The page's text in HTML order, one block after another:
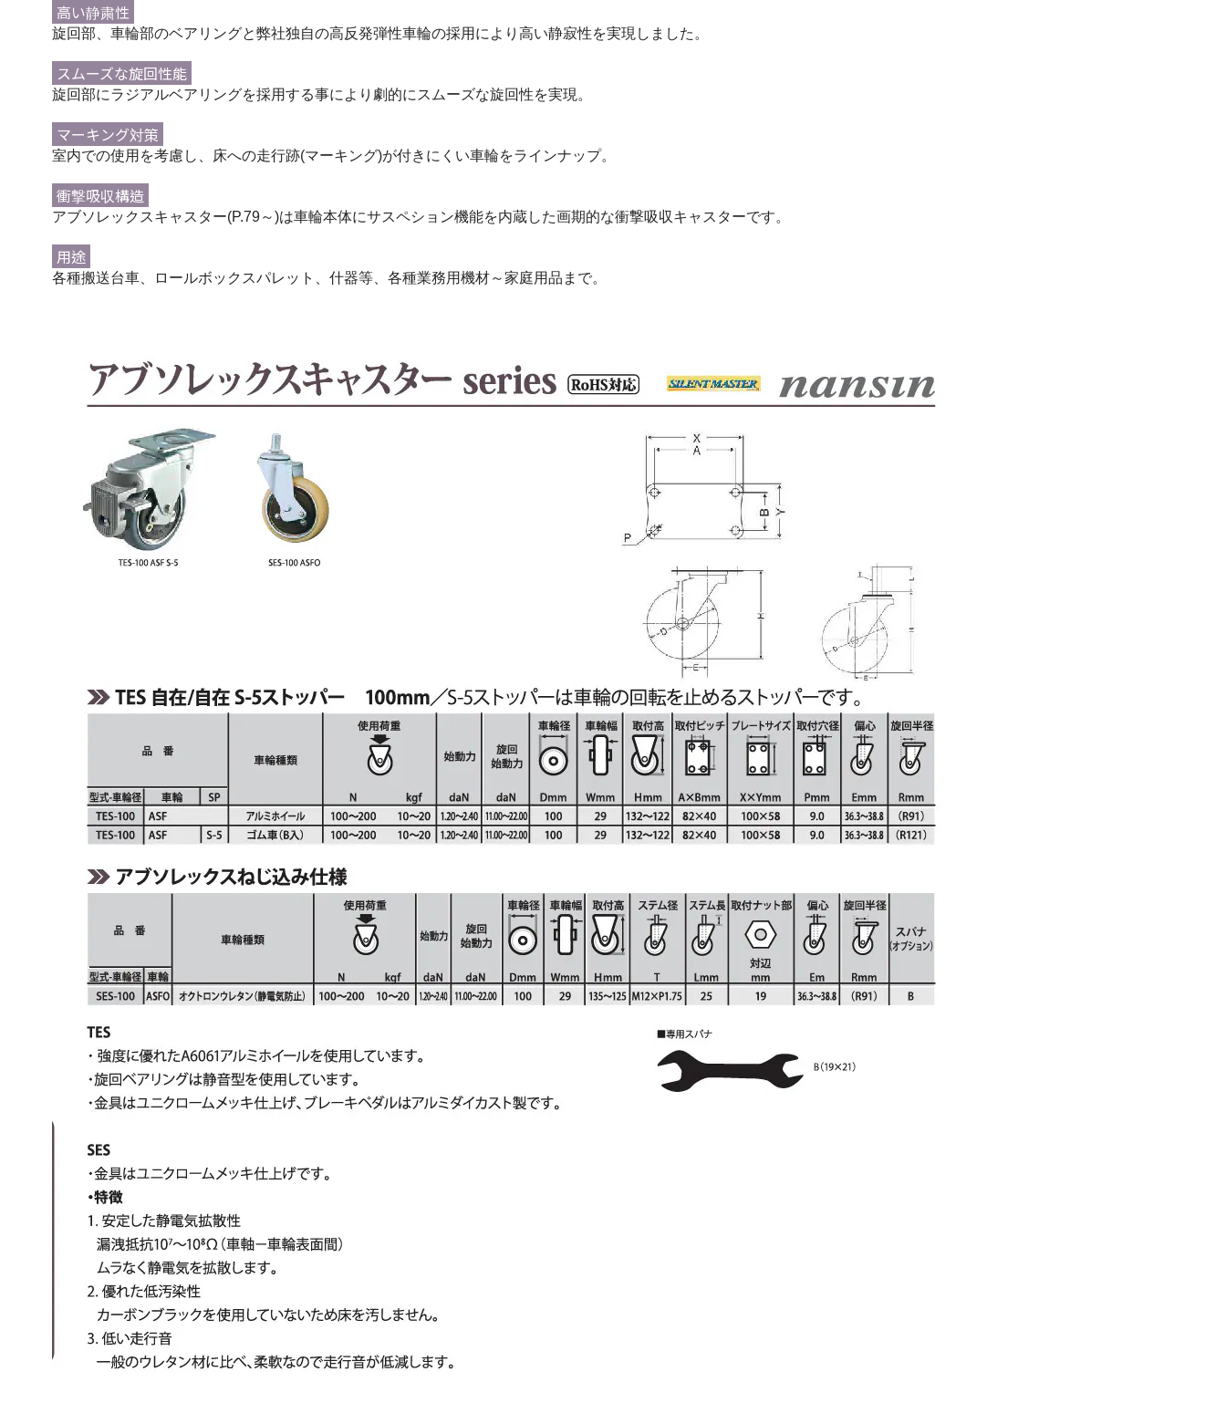
高い静粛性
旋回部、車輪部のベアリングと弊社独自の高反発弾性車輪の採用により高い静寂性を実現しました。
スムーズな旋回性能
旋回部にラジアルベアリングを採用する事により劇的にスムーズな旋回性を実現。
マーキング対策
室内での使用を考慮し、床への走行跡(マーキング)が付きにくい車輪をラインナップ。
衝撃吸収構造
アブソレックスキャスター(P.79～)は車輪本体にサスペション機能を内蔵した画期的な衝撃吸収キャスターです。
用途
各種搬送台車、ロールボックスパレット、什器等、各種業務用機材～家庭用品まで。